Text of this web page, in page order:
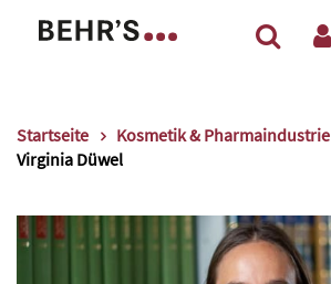
Startseite Kosmetik & Pharmaindustrie
Virginia Düwel